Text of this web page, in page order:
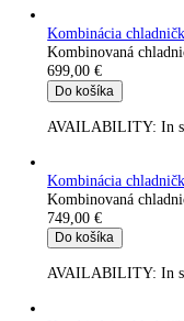
Filtrovať
Zoradiť:
Kombinácia
Do košíka
AVAILABILITY: